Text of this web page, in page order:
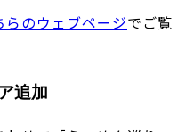
らのウェブページでご覧
追加